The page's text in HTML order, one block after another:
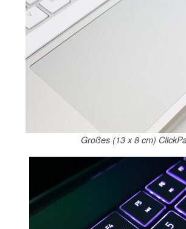
Großes (13 x 8 cm)